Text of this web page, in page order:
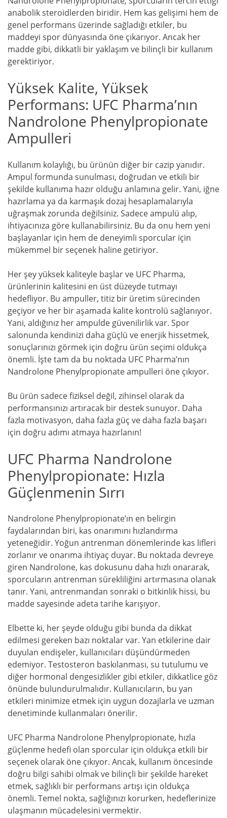
anabolik steroidlerden biridir. Hem kas gelişimi hem de
genel performans üzerinde sağladığı etkiler, bu
maddeyi spor dünyasında öne çıkarıyor. Ancak her
madde gibi, dikkatli bir yaklaşım ve bilinçli bir kullanım
gerektiriyor.
Yüksek Kalite, Yüksek
Performans: UFC Pharma’nın
Nandrolone Phenylpropionate
Ampulleri
Kullanım kolaylığı, bu ürünün diğer bir cazip yanıdır.
Ampul formunda sunulması, doğrudan ve etkili bir
şekilde kullanıma hazır olduğu anlamına gelir. Yani, iğne
hazırlama ya da karmaşık dozaj hesaplamalarıyla
uğraşmak zorunda değilsiniz. Sadece ampulü alıp,
ihtiyacınıza göre kullanabilirsiniz. Bu da onu hem yeni
başlayanlar için hem de deneyimli sporcular için
mükemmel bir seçenek haline getiriyor.
Her şey yüksek kaliteyle başlar ve UFC Pharma,
ürünlerinin kalitesini en üst düzeyde tutmayı
hedefliyor. Bu ampuller, titiz bir üretim sürecinden
geçiyor ve her bir aşamada kalite kontrolü sağlanıyor.
Yani, aldığınız her ampulde güvenilirlik var. Spor
salonunda kendinizi daha güçlü ve enerjik hissetmek,
sonuçlarınızı görmek için doğru ürün seçimi oldukça
önemli. İşte tam da bu noktada UFC Pharma’nın
Nandrolone Phenylpropionate ampulleri öne çıkıyor.
Bu ürün sadece fiziksel değil, zihinsel olarak da
performansınızı artıracak bir destek sunuyor. Daha
fazla motivasyon, daha fazla güç ve daha fazla başarı
için doğru adımı atmaya hazırlanın!
UFC Pharma Nandrolone
Phenylpropionate: Hızla
Güçlenmenin Sırrı
Nandrolone Phenylpropionate’ın en belirgin
faydalarından biri, kas onarımını hızlandırma
yeteneğidir. Yoğun antrenman dönemlerinde kas lifleri
zorlanır ve onarıma ihtiyaç duyar. Bu noktada devreye
giren Nandrolone, kas dokusunu daha hızlı onararak,
sporcuların antrenman sürekliliğini artırmasına olanak
tanır. Yani, antrenmandan sonraki o bitkinlik hissi, bu
madde sayesinde adeta tarihe karışıyor.
Elbette ki, her şeyde olduğu gibi bunda da dikkat
edilmesi gereken bazı noktalar var. Yan etkilerine dair
duyulan endişeler, kullanıcıları düşündürmeden
edemiyor. Testosteron baskılanması, su tutulumu ve
diğer hormonal dengesizlikler gibi etkiler, dikkatlice göz
önünde bulundurulmalıdır. Kullanıcıların, bu yan
etkileri minimize etmek için uygun dozajlarla ve uzman
denetiminde kullanmaları önerilir.
UFC Pharma Nandrolone Phenylpropionate, hızla
güçlenme hedefi olan sporcular için oldukça etkili bir
seçenek olarak öne çıkıyor. Ancak, kullanım öncesinde
doğru bilgi sahibi olmak ve bilinçli bir şekilde hareket
etmek, sağlıklı bir performans artışı için oldukça
önemli. Temel nokta, sağlığınızı korurken, hedeflerinize
ulaşmanın mücadelesini vermektir.